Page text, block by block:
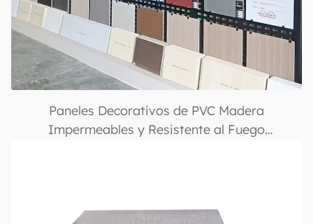
Paneles Decorativos de PVC Madera
Impermeables y Resistente al Fuego